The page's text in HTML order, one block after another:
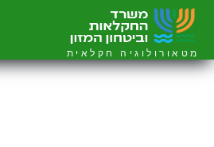
מטאורולוגיה חקלאית